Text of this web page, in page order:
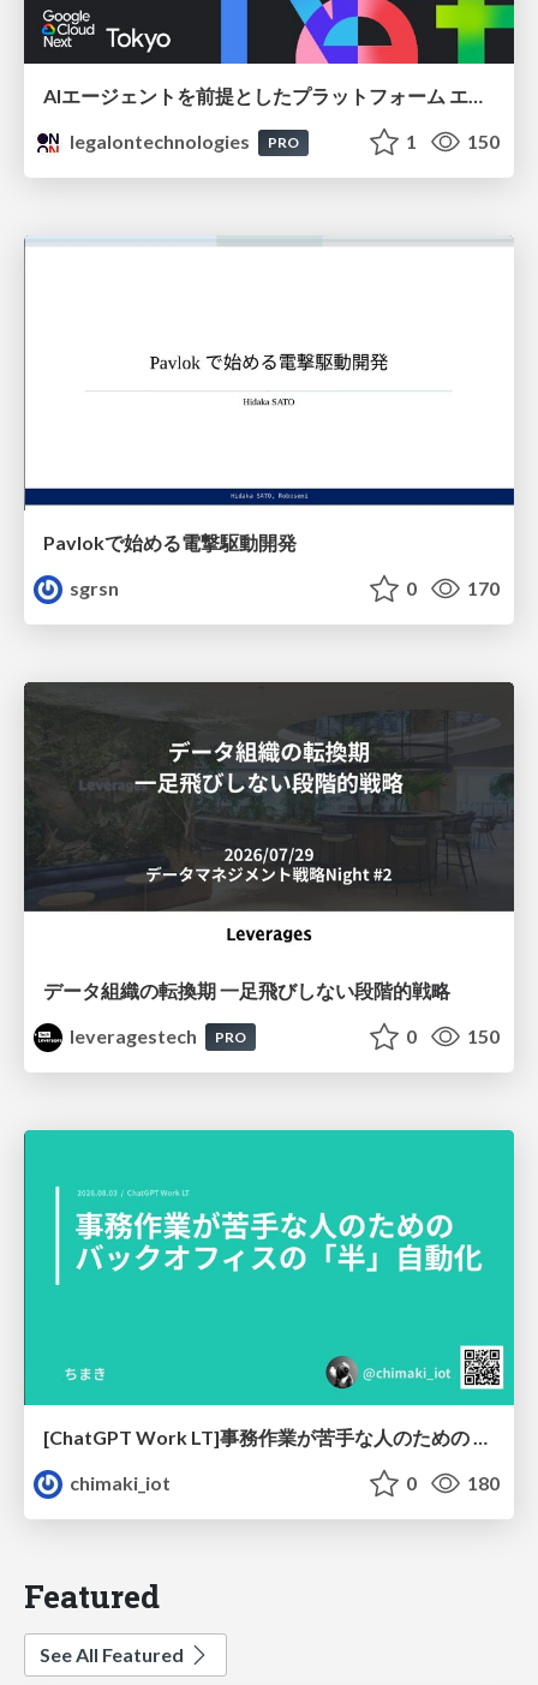
AIエージェントを前提としたプラットフォーム エンジニアリング：GKEで作るAgent-Ready Golden Path
legalontechnologies
PRO 1 150
Pavlokで始める電撃駆動開発
sgrsn
0 170
データ組織の転換期 一足飛びしない段階的戦略
leveragestech
PRO 0 150
[ChatGPT Work LT]事務作業が苦手な人のための バックオフィスの「半」自動化
chimaki_iot
0 180
Featured
See All Featured